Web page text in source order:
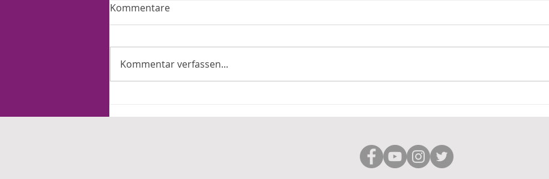
Kommentar von Judith
Familien Abbau: Die
Ehegatten Mitversicherung
Kommentare
Kommentar verfassen...